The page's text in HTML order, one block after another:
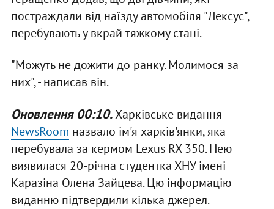
постраждали від наїзду автомобіля "Лексус",
перебувають у вкрай тяжкому стані.
"Можуть не дожити до ранку. Молимося за
них", - написав він.
Оновлення 00:10.Харківське видання
NewsRoom назвало ім'я харків'янки, яка
перебувала за кермом Lexus RX 350. Нею
виявилася 20-річна студентка ХНУ імені
Каразіна Олена Зайцева. Цю інформацію
виданню підтвердили кілька джерел.